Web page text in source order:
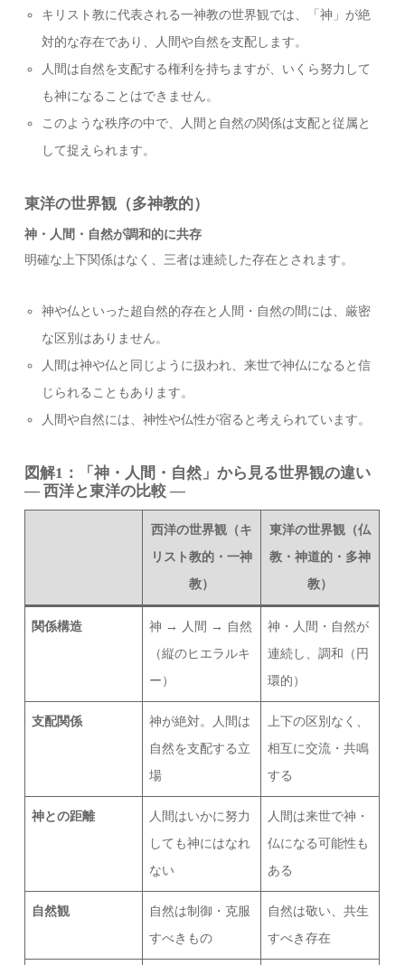
キリスト教に代表される一神教の世界観では、「神」が絶
対的な存在であり、人間や自然を支配します。
人間は自然を支配する権利を持ちますが、いくら努力して
も神になることはできません。
このような秩序の中で、人間と自然の関係は支配と従属と
して捉えられます。
東洋の世界観（多神教的）
神・人間・自然が調和的に共存
明確な上下関係はなく、三者は連続した存在とされます。
神や仏といった超自然的存在と人間・自然の間には、厳密
な区別はありません。
人間は神や仏と同じように扱われ、来世で神仏になると信
じられることもあります。
人間や自然には、神性や仏性が宿ると考えられています。
図解1：
「神・人間・自然」から見る世界観の違い
― 西洋と東洋の比較 ―
西洋の世界観（キ
リスト教的・一神
教）
東洋の世界観（仏
教・神道的・多神
教）
関係構造
神 → 人間 → 自然
（縦のヒエラルキ
ー）
神・人間・自然が
連続し、調和（円
環的）
支配関係
神が絶対。人間は
自然を支配する立
場
上下の区別なく、
相互に交流・共鳴
する
神との距離
人間はいかに努力
しても神にはなれ
ない
人間は来世で神・
仏になる可能性も
ある
自然観
自然は制御・克服
すべきもの
自然は敬い、共生
すべき存在